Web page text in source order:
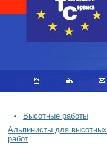
Высотные работы
Альпинисты для высотных
работ